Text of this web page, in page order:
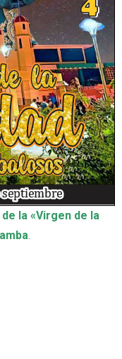
la «Virgen de la